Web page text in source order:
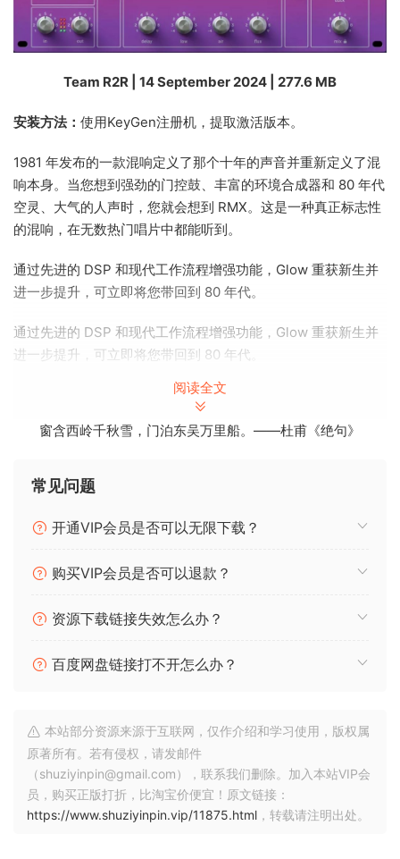
Team R2R | 14 September 2024 | 277.6 MB
安装方法： 使用KeyGen注册机，提取激活版本。
1981 年发布的一款混响定义了那个十年的声音并重新定义了混
响本身。当您想到强劲的门控鼓、丰富的环境合成器和 80 年代
空灵、大气的人声时，您就会想到 RMX。这是一种真正标志性
的混响，在无数热门唱片中都能听到。
通过先进的 DSP 和现代工作流程增强功能，Glow 重获新生并
进一步提升，可立即将您带回到 80 年代。
通过先进的 DSP 和现代工作流程增强功能，Glow 重获新生并
进一步提升，可立即将您带回到 80 年代。
制将这种传奇声音带入 21 世纪。Glow 通过其清晰简洁的界面
Glow 因其可赋予任何声音独特且可立即识别的特征而得名。
混响是合成声音的完美补充，可将普通声音变为意想不到的声
标志性的 NonLin 2 混响程序是鼓上的野兽，旨在模拟如今传奇
的封闭房间声音，而 Reverse 程序可以创建一个三维空间，既
可以立即识别，又与您在现实生活中听到的完全不同。充满活
华丽的合成器和大气人声。Glow
拥有 14 个独特的程序，从 Halls、Plates 和 Rooms 到抽象和
创意 – 是一张通往超现实和复古未来混响空间的即时门票。
形状
阅读全文
窗含西岭千秋雪，门泊东吴万里船。——杜甫《绝句》
常见问题
开通VIP会员是否可以无限下载？
购买VIP会员是否可以退款？
资源下载链接失效怎么办？
百度网盘链接打不开怎么办？
本站部分资源来源于互联网，仅作介绍和学习使用，版权属
原著所有。若有侵权，请发邮件
（shuziyinpin@gmail.com），联系我们删除。加入本站VIP会
员，购买正版打折，比淘宝价便宜！原文链接：
https://www.shuziyinpin.vip/11875.html ，转载请注明出处。